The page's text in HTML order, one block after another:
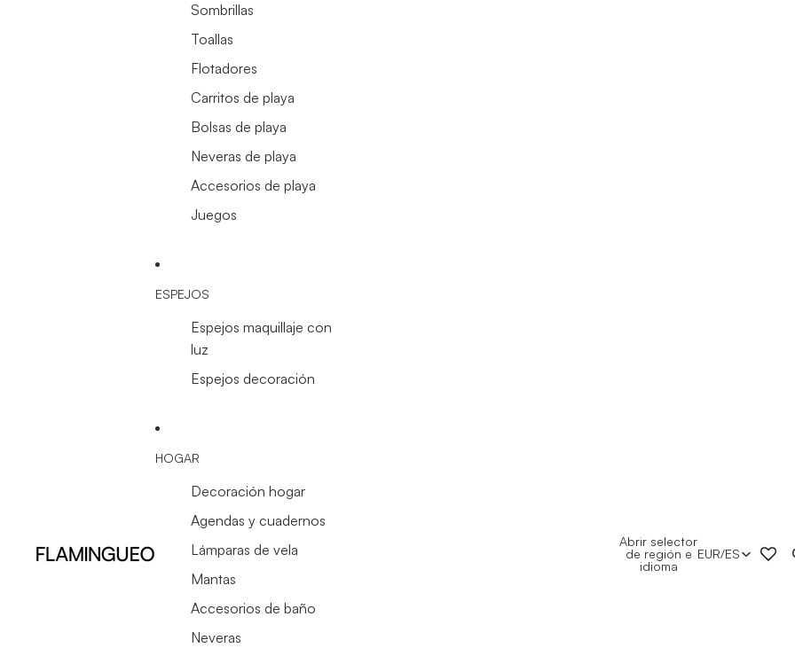
Sombrillas
Toallas
Flotadores
Carritos de playa
Bolsas de playa
Neveras de playa
Accesorios de playa
Juegos
ESPEJOS
Espejos maquillaje con
luz
Espejos decoración
HOGAR
Decoración hogar
Agendas y cuadernos
Lámparas de vela
Mantas
Accesorios de baño
Neveras
Abrir selector
de región e
idioma
EUR/ES